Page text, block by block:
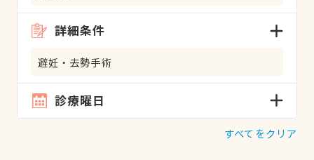
詳細条件
避妊・去勢手術
診療曜日
すべてをクリア